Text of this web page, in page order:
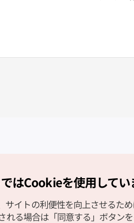
Organization All Rights Reserved.
ールはCookieを使用してい
イトの利便性を向上させるため
れる場合は「同意する」ボタンを